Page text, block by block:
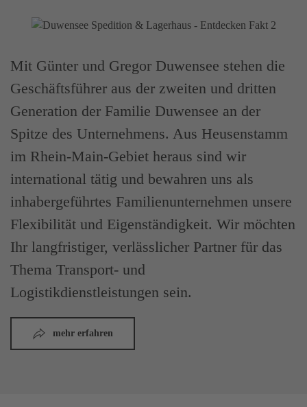
Mit Günter und Gregor Duwensee stehen die
Geschäftsführer aus der zweiten und dritten
Generation der Familie Duwensee an der
Spitze des Unternehmens. Aus Heusenstamm
im Rhein-Main-Gebiet heraus sind wir
international tätig und bewahren uns als
inhabergeführtes Familienunternehmen unsere
Flexibilität und Eigenständigkeit. Wir möchten
Ihr langfristiger, verlässlicher Partner für das
Thema Transport- und
Logistikdienstleistungen sein.
mehr erfahren